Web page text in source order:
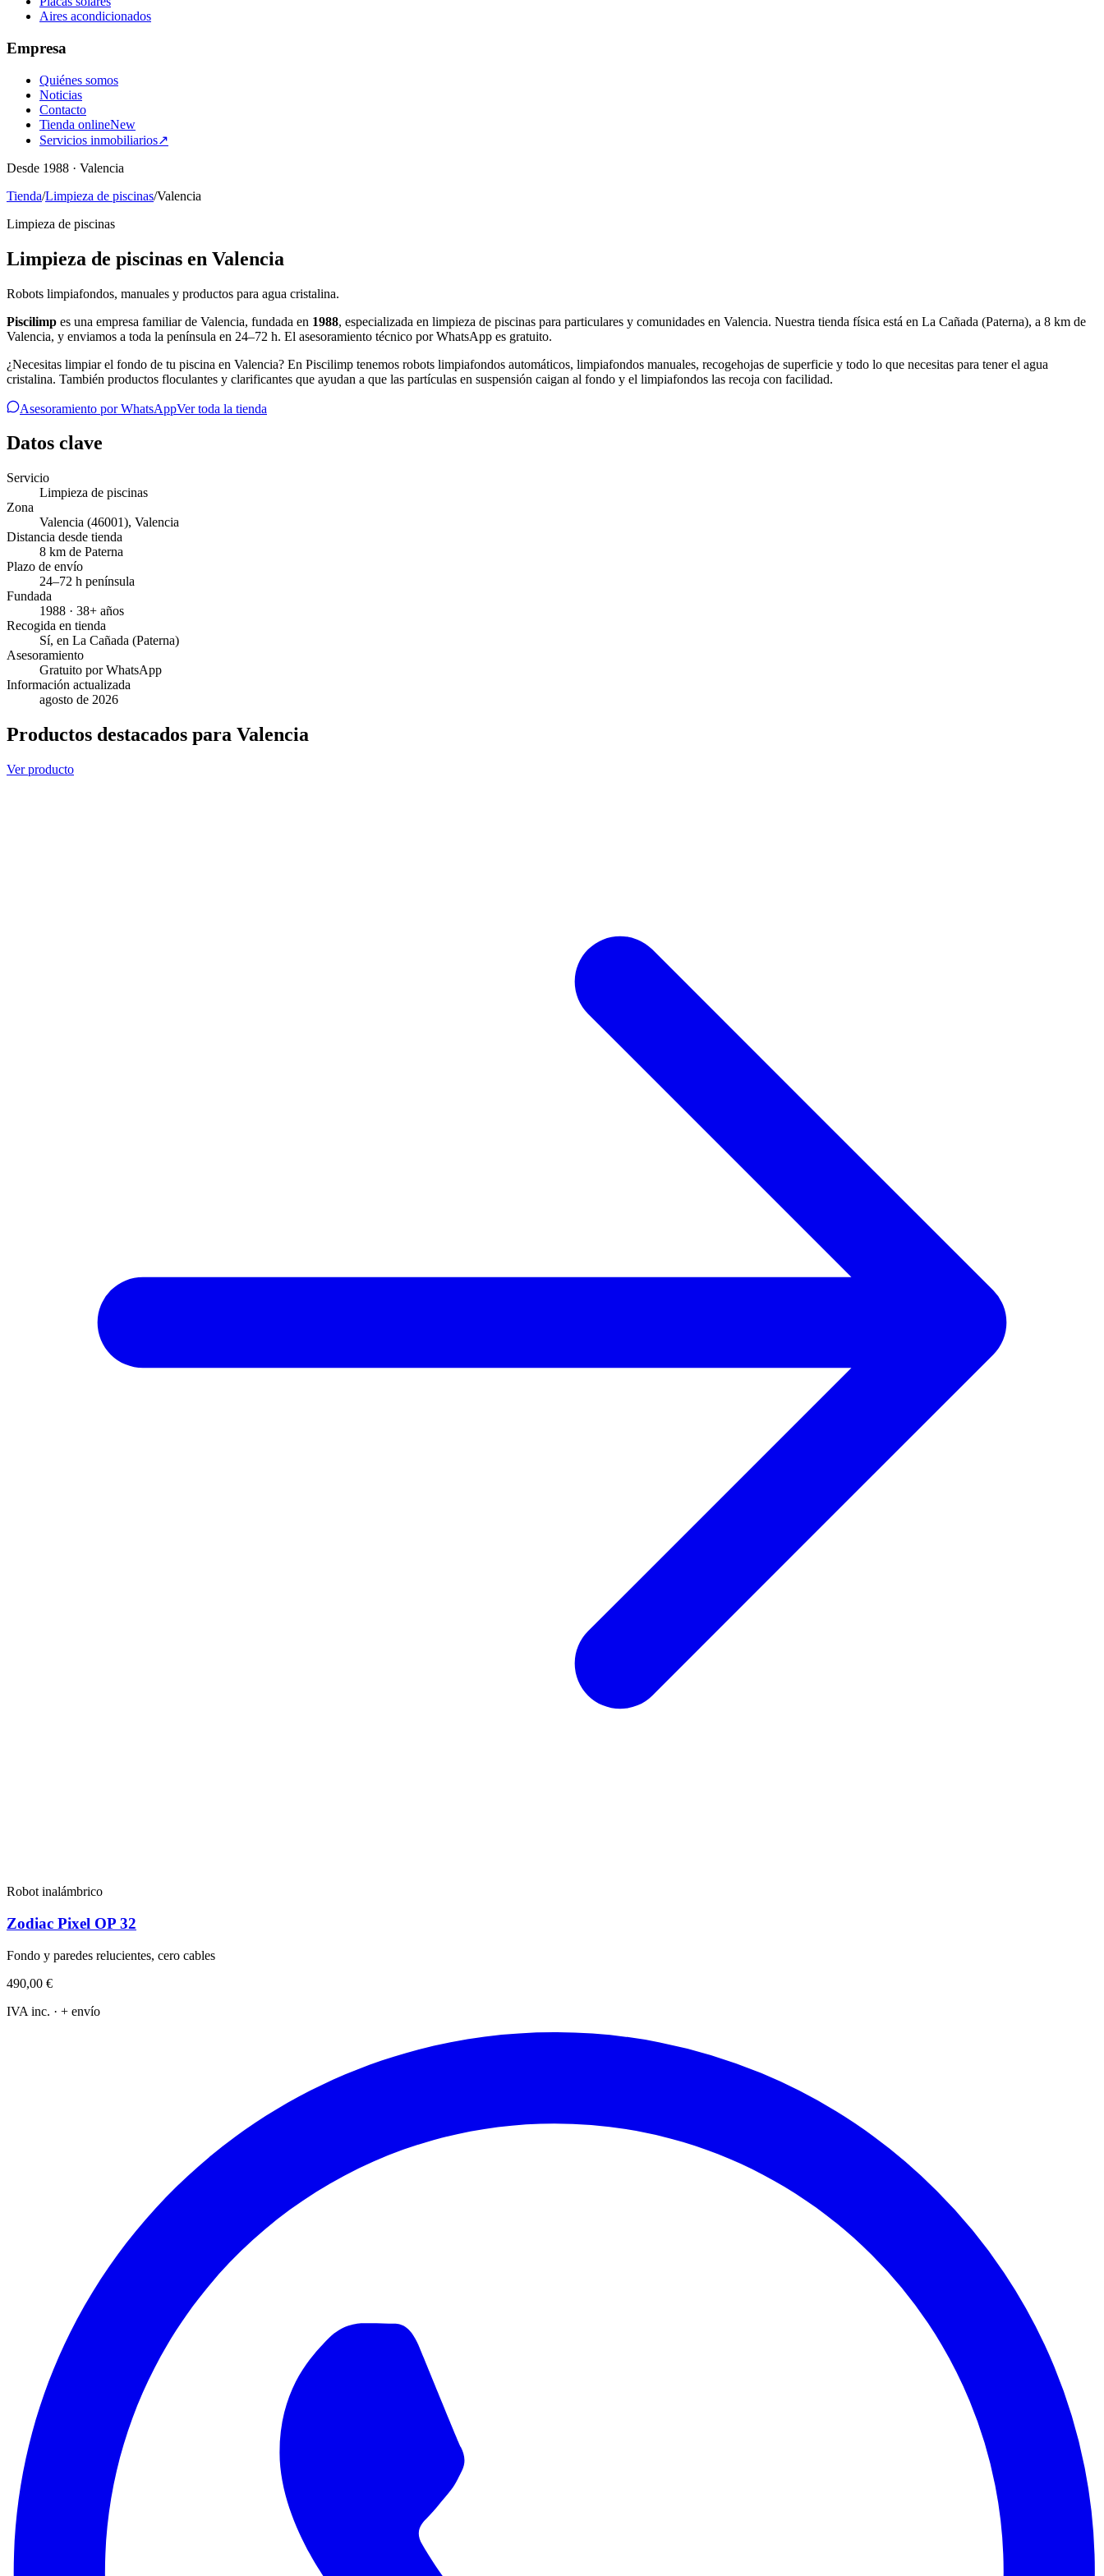
Aires acondicionados
Empresa
Quiénes somos
Noticias
Contacto
Tienda onlineNew
Servicios inmobiliarios↗
Desde 1988 · Valencia
Tienda/Limpieza de piscinas/Valencia
Limpieza de piscinas
Limpieza de piscinas en Valencia
Robots limpiafondos, manuales y productos para agua cristalina.
Piscilimp es una empresa familiar de Valencia, fundada en 1988, especializada en limpieza de piscinas para particulares y comunidades en Valencia. Nuestra tienda física está en La Cañada (Paterna), a 8 km de
Valencia, y enviamos a toda la península en 24–72 h. El asesoramiento técnico por WhatsApp es gratuito.
¿Necesitas limpiar el fondo de tu piscina en Valencia? En Piscilimp tenemos robots limpiafondos automáticos, limpiafondos manuales, recogehojas de superficie y todo lo que necesitas para tener el agua
cristalina. También productos floculantes y clarificantes que ayudan a que las partículas en suspensión caigan al fondo y el limpiafondos las recoja con facilidad.
Asesoramiento por WhatsAppVer toda la tienda
Datos clave
Servicio
Limpieza de piscinas
Zona
Valencia (46001), Valencia
Distancia desde tienda
8 km de Paterna
Plazo de envío
24–72 h península
Fundada
1988 · 38+ años
Recogida en tienda
Sí, en La Cañada (Paterna)
Asesoramiento
Gratuito por WhatsApp
Información actualizada
agosto de 2026
Productos destacados para Valencia
Ver producto
Robot inalámbrico
Zodiac Pixel OP 32
Fondo y paredes relucientes, cero cables
490,00 €
IVA inc. · + envío